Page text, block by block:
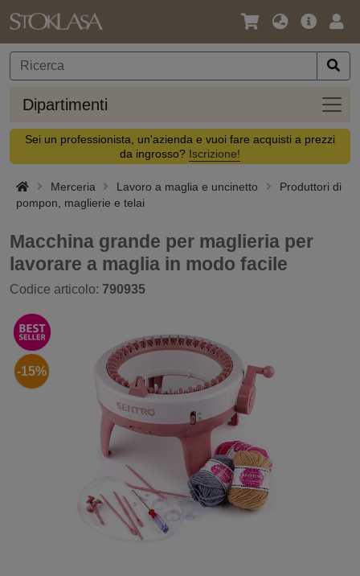
Lingua
Valuta
Offerta
Dipartimenti
Sei un professionista, un'azienda e vuoi fare acquisti a prezzi
da ingrosso? Iscrizione!
Merceria Lavoro a maglia e uncinetto
Produttori di
pompon, maglierie e telai
Macchina grande per maglieria per
lavorare a maglia in modo facile
Codice articolo: 790935
-15%